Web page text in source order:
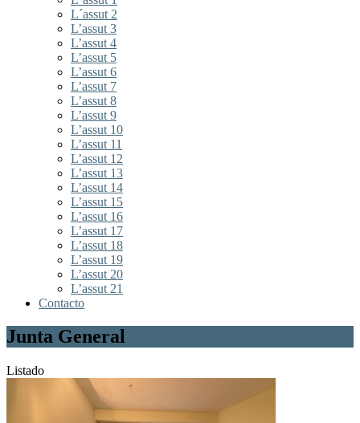
L´assut 2
L’assut 3
L’assut 4
L’assut 5
L’assut 6
L’assut 7
L’assut 8
L’assut 9
L’assut 10
L’assut 11
L’assut 12
L’assut 13
L’assut 14
L’assut 15
L’assut 16
L’assut 17
L’assut 18
L’assut 19
L’assut 20
L’assut 21
Contacto
Junta General
Listado